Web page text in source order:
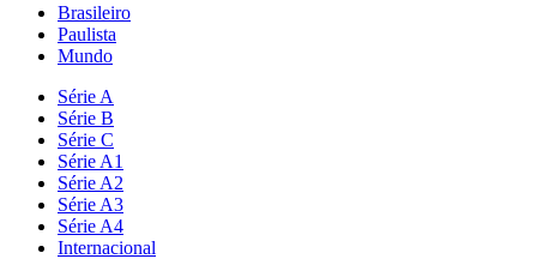
Brasileiro
Paulista
Mundo
Série A
Série B
Série C
Série A1
Série A2
Série A3
Série A4
Internacional